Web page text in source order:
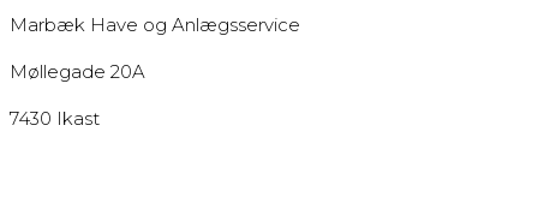
​Marbæk Have og Anlægsservice
Møllegade 20A
7430 Ikast